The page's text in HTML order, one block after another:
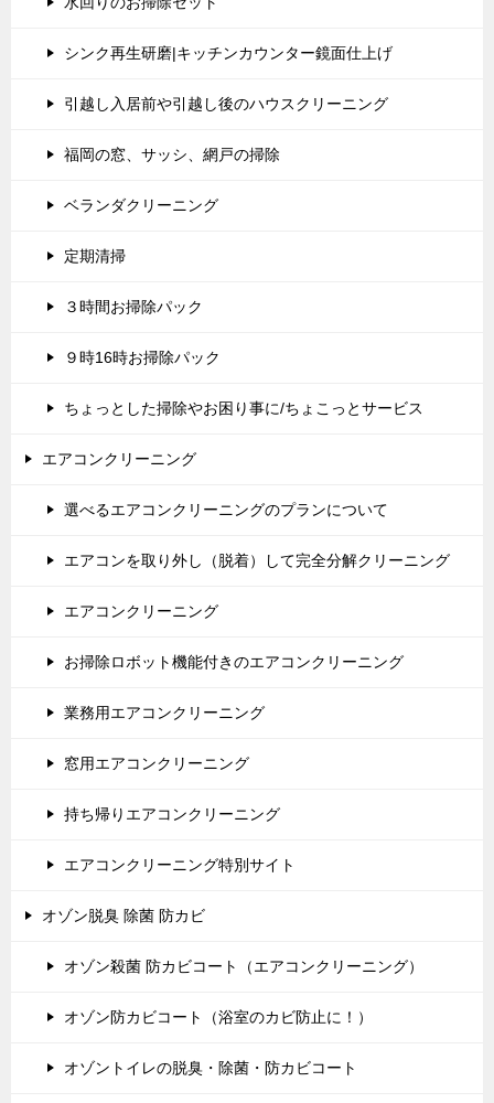
シンク再生研磨|キッチンカウンター鏡面仕上げ
引越し入居前や引越し後のハウスクリーニング
福岡の窓、サッシ、網戸の掃除
ベランダクリーニング
定期清掃
３時間お掃除パック
９時16時お掃除パック
ちょっとした掃除やお困り事に/ちょこっとサービス
エアコンクリーニング
選べるエアコンクリーニングのプランについて
エアコンを取り外し（脱着）して完全分解クリーニング
エアコンクリーニング
お掃除ロボット機能付きのエアコンクリーニング
業務用エアコンクリーニング
窓用エアコンクリーニング
持ち帰りエアコンクリーニング
エアコンクリーニング特別サイト
オゾン脱臭 除菌 防カビ
オゾン殺菌 防カビコート（エアコンクリーニング）
オゾン防カビコート（浴室のカビ防止に！）
オゾントイレの脱臭・除菌・防カビコート